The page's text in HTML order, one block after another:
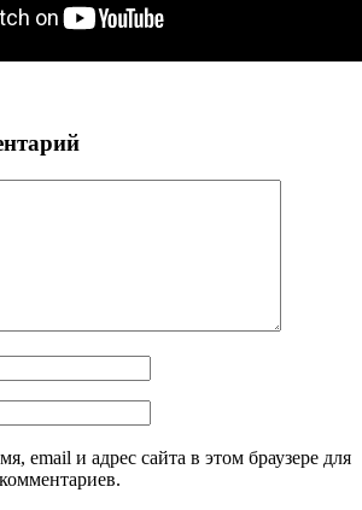
email и адрес сайта в этом браузере для